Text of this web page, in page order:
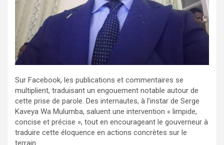
Sur Facebook, les publications et commentaires se
multiplient, traduisant un engouement notable autour de
cette prise de parole. Des internautes, à l’instar de Serge
Kaveya Wa Mulumba, saluent une intervention « limpide,
concise et précise », tout en encourageant le gouverneur à
traduire cette éloquence en actions concrètes sur le
terrain.